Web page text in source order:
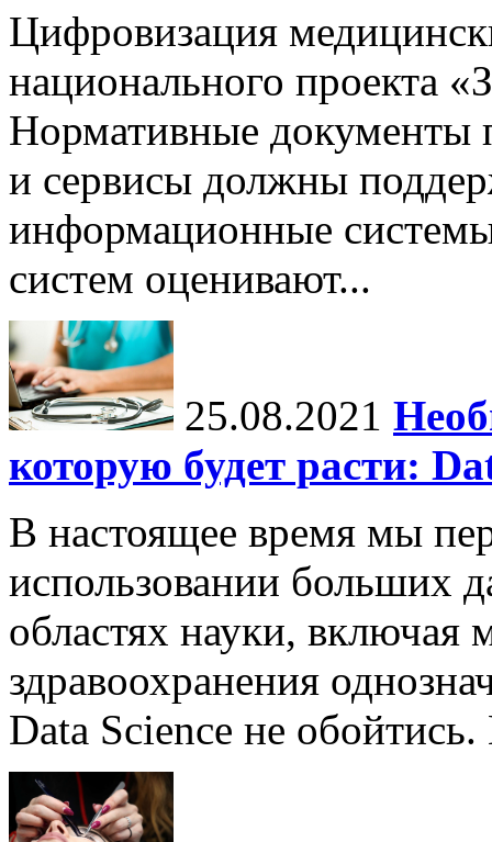
Цифровизация
национального проекта
Нормативные документы
и сервисы должны
информационные
систем оценивают...
25.08.2021
которую будет расти:
В настоящее время мы
использовании больших
областях науки, включая
здравоохранения
Data Science не